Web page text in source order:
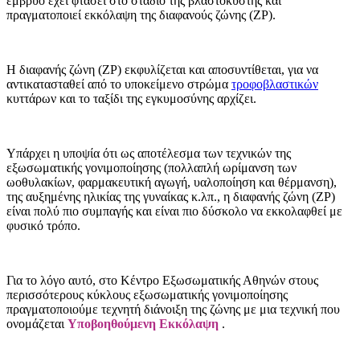
πραγματοποιεί εκκόλαψη της διαφανούς ζώνης (ZP).
Η διαφανής ζώνη (ZP) εκφυλίζεται και αποσυντίθεται, για να
αντικατασταθεί από το υποκείμενο στρώμα τροφοβλαστικών
κυττάρων και το ταξίδι της εγκυμοσύνης αρχίζει.
Υπάρχει η υποψία ότι ως αποτέλεσμα των τεχνικών της
εξωσωματικής γονιμοποίησης (πολλαπλή ωρίμανση των
ωοθυλακίων, φαρμακευτική αγωγή, υαλοποίηση και θέρμανση),
της αυξημένης ηλικίας της γυναίκας κ.λπ., η διαφανής ζώνη (ZP)
είναι πολύ πιο συμπαγής και είναι πιο δύσκολο να εκκολαφθεί με
φυσικό τρόπο.
Για το λόγο αυτό, στο Κέντρο Εξωσωματικής Αθηνών στους
περισσότερους κύκλους εξωσωματικής γονιμοποίησης
πραγματοποιούμε τεχνητή διάνοιξη της ζώνης με μια τεχνική που
ονομάζεται Υποβοηθούμενη Εκκόλαψη .